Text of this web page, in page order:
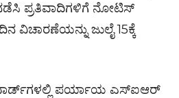
ಪ್ರತಿವಾದಿಗಳಿಗೆ ನೋಟಿಸ್
ವಿಚಾರಣೆಯನ್ನು ಜುಲೈ 15ಕ್ಕೆ
ಪರ್ಯಾಯ ಎಸ್‌ಐಆರ್